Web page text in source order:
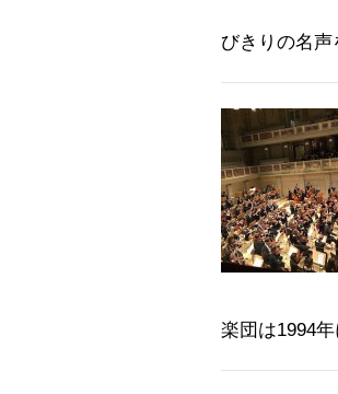
びきりの名
楽団は1994